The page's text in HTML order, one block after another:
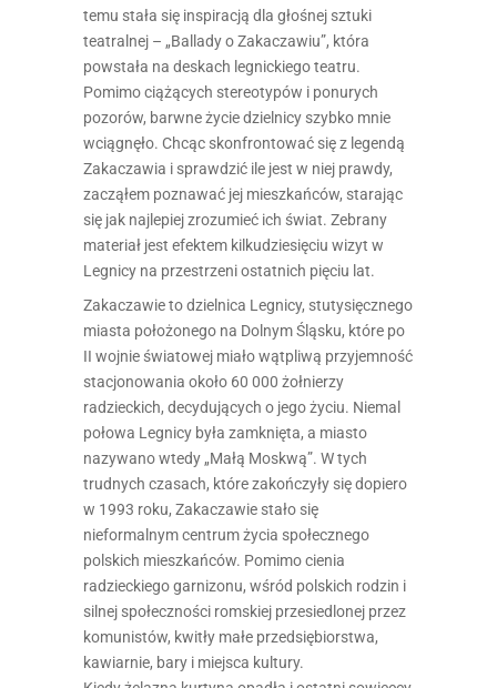
temu stała się inspiracją dla głośnej sztuki
teatralnej – „Ballady o Zakaczawiu”, która
powstała na deskach legnickiego teatru.
Pomimo ciążących stereotypów i ponurych
pozorów, barwne życie dzielnicy szybko mnie
wciągnęło. Chcąc skonfrontować się z legendą
Zakaczawia i sprawdzić ile jest w niej prawdy,
zacząłem poznawać jej mieszkańców, starając
się jak najlepiej zrozumieć ich świat. Zebrany
materiał jest efektem kilkudziesięciu wizyt w
Legnicy na przestrzeni ostatnich pięciu lat.
Zakaczawie to dzielnica Legnicy, stutysięcznego
miasta położonego na Dolnym Śląsku, które po
II wojnie światowej miało wątpliwą przyjemność
stacjonowania około 60 000 żołnierzy
radzieckich, decydujących o jego życiu. Niemal
połowa Legnicy była zamknięta, a miasto
nazywano wtedy „Małą Moskwą”. W tych
trudnych czasach, które zakończyły się dopiero
w 1993 roku, Zakaczawie stało się
nieformalnym centrum życia społecznego
polskich mieszkańców. Pomimo cienia
radzieckiego garnizonu, wśród polskich rodzin i
silnej społeczności romskiej przesiedlonej przez
komunistów, kwitły małe przedsiębiorstwa,
kawiarnie, bary i miejsca kultury.